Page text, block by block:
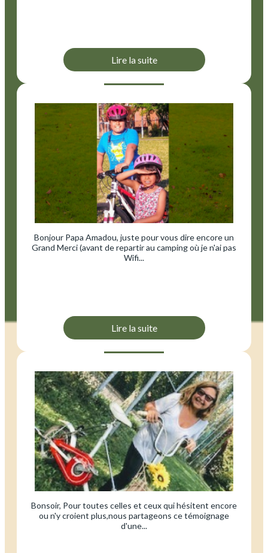
Lire la suite
Bonjour Papa Amadou, juste pour vous dire encore un
Grand Merci (avant de repartir au camping où je n'ai pas
Wifi...
Lire la suite
Bonsoir, Pour toutes celles et ceux qui hésitent encore
ou n'y croient plus,nous partageons ce témoignage
d'une...